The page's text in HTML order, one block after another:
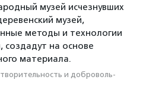
музей исчезнувших
музей,
методы и технологии
создадут на основе
материала.
и доброволь­